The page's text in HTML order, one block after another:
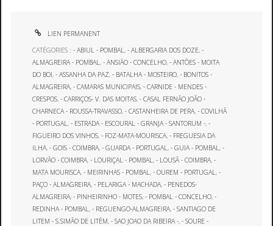
LIEN PERMANENT
CATÉGORIES :- ABIUL - POMBAL ,- ALBERGARIA DOS DOZE,-
ALMAGREIRA - POMBAL ,- ANSIÃO - CONCELHO,- ANTÕES - MOITA
DO BOI,- ASSANHA DA PAZ,- BATALHA - MOSTEIRO,- BONITOS -
ALMAGREIRA,- CAMARAS MUNICIPAIS,- CARNIDE - MENDES -
CRESPOS,- CARRIÇOS- V. DAS MOITAS,- CASAL FERNÃO JOÃO -
CHARNECA - ROUSSA-TRAVASSO,- CASTANHEIRA DE PERA,- COVILHÃ
- PORTUGAL ,- ESTRADA - ESCOURAL - GRANJA - SANTORUM -,-
FIGUEIRO DOS VINHOS,- FOZ-MATA-MOURISCA,- FREGUESIA DA
ILHA,- GOIS - COIMBRA,- GUARDA - PORTUGAL ,- GUIA - POMBAL ,-
LORVÃO - COIMBRA,- LOURIÇAL - POMBAL ,- LOUSÃ - COIMBRA,-
MATA MOURISCA,- MEIRINHAS - POMBAL ,- OUREM - PORTUGAL ,-
PAÇO - ALMAGREIRA,- PELARIGA - MACHADA,- PENEDOS-
ALMAGREIRA,- PINHEIRINHO - MOTES,- POMBAL - CONCELHO,-
REDINHA - POMBAL ,- REGUENGO-ALMAGREIRA,- SANTIAGO DE
LITEM - S.SIMÃO DE LITÈM,- SAO JOAO DA RIBEIRA -,- SOURE -